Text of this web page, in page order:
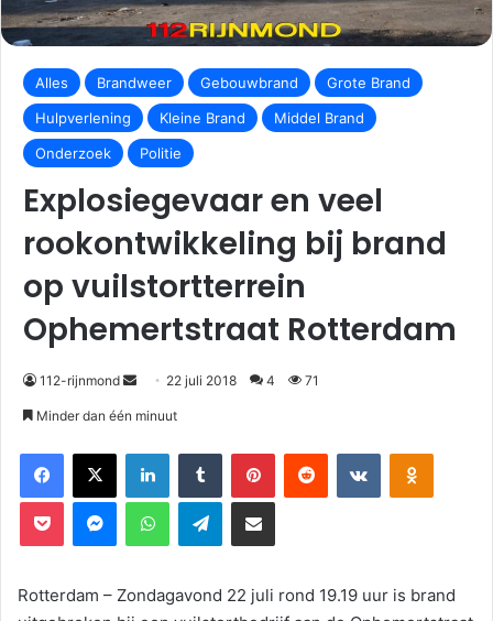
Alles Brandweer Gebouwbrand
Grote Brand
Hulpverlening
Kleine Brand
Middel Brand
Onderzoek
Politie
Explosiegevaar en veel
rookontwikkeling bij brand
op vuilstortterrein
Ophemertstraat Rotterdam
112-rijnmond 22 juli 2018 4 71
Minder dan één minuut
Facebook X LinkedIn Tumblr Pinterest Reddit VKontakte Odnoklassniki
Pocket Messenger WhatsApp Telegram Deel via E-mail
Rotterdam – Zondagavond 22 juli rond 19.19 uur is brand